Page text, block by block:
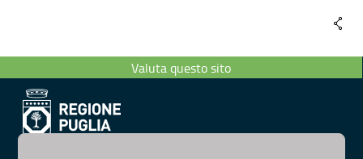
Valuta questo sito